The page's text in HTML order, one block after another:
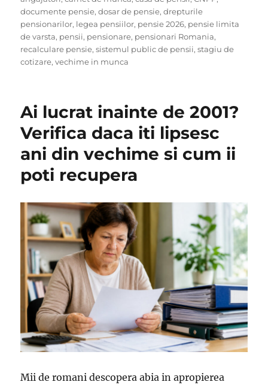
documente pensie,dosar de pensie,drepturile
pensionarilor, legea pensiilor, pensie 2026, pensie limita
de varsta, pensii, pensionare, pensionari Romania,
recalculare pensie,sistemul public de pensii,stagiu de
cotizare,vechime in munca
Ai lucrat inainte de 2001?
Verifica daca iti lipsesc
ani din vechime si cum ii
poti recupera
Mii de romani descopera abia in apropierea